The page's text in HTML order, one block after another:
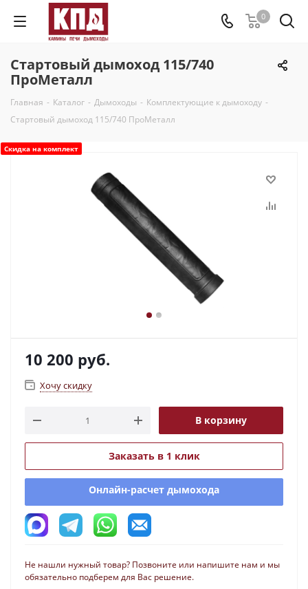
0
Стартовый дымоход 115/740
ПроМеталл
Главная - Каталог - Дымоходы - Комплектующие к дымоходу -
Стартовый дымоход 115/740 ПроМеталл
Скидка на комплект
10 200 руб.
Хочу скидку
В корзину
Заказать в 1 клик
Онлайн-расчет дымохода
Не нашли нужный товар? Позвоните или напишите нам и мы
обязательно подберем для Вас решение.